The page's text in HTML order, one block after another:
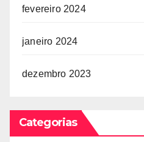
fevereiro 2024
janeiro 2024
dezembro 2023
Categorias